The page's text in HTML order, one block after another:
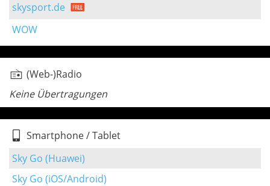
skysport.de
WOW
(Web-)Radio
Keine Übertragungen
Smartphone / Tablet
Sky Go (Huawei)
Sky Go (iOS/Android)